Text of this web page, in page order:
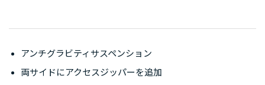
アンチグラビティサスペンション
両サイドにアクセスジッパーを追加